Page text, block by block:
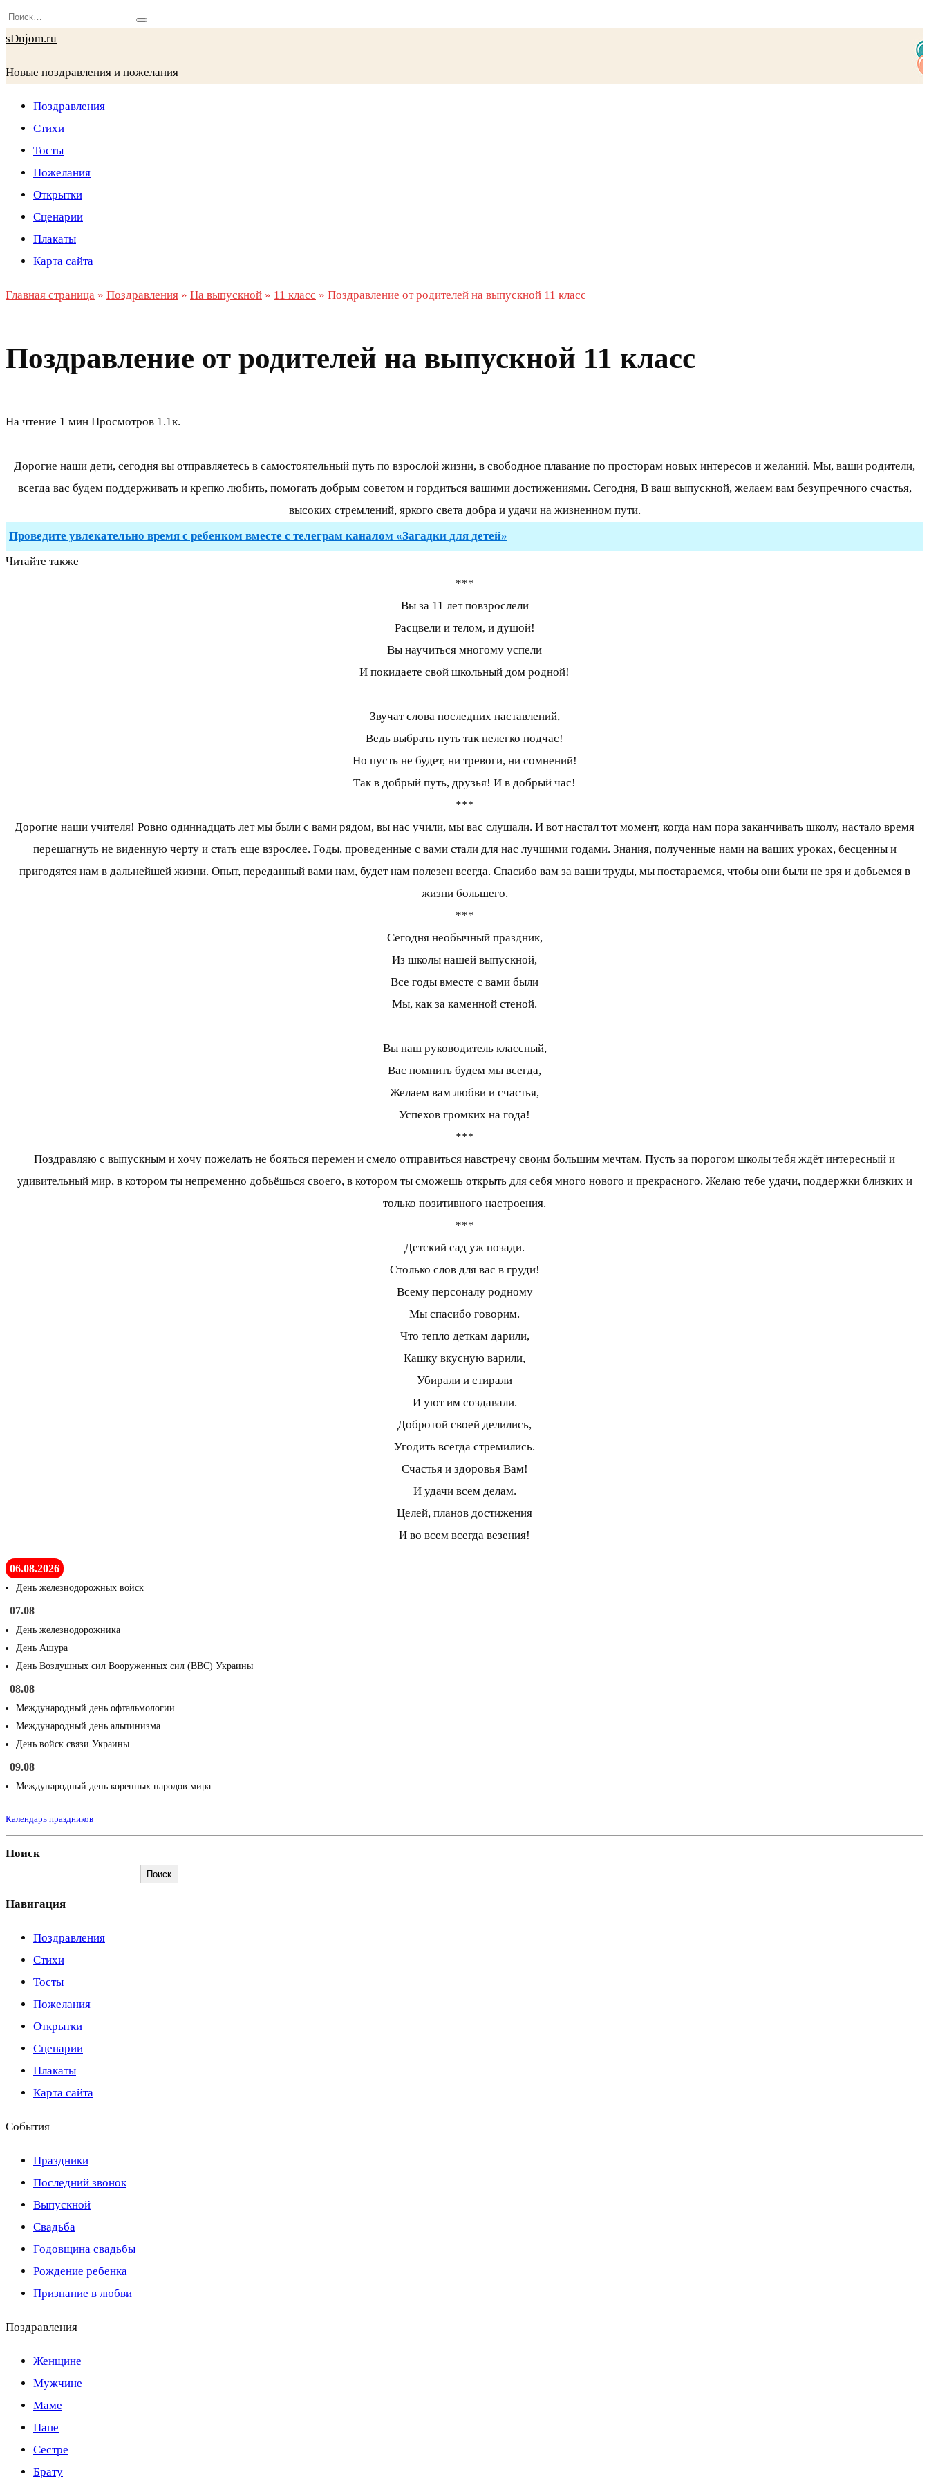
Перейти
к
Search
for:
sDnjom.ru
Новые поздравления и пожелания
Поздравления
Стихи
Тосты
Пожелания
Открытки
Сценарии
Плакаты
Карта сайта
Главная страница » Поздравления » На выпускной » 11 класс » Поздравление от родителей на выпускной 11 класс
Поздравление от родителей на выпускной 11 класс
На чтение 1 мин Просмотров 1.1к.
Дорогие наши дети, сегодня вы отправляетесь в самостоятельный путь по взрослой жизни, в свободное плавание по просторам новых интересов и желаний. Мы, ваши родители,
всегда вас будем поддерживать и крепко любить, помогать добрым советом и гордиться вашими достижениями. Сегодня, В ваш выпускной, желаем вам безупречного счастья,
высоких стремлений, яркого света добра и удачи на жизненном пути.
Проведите увлекательно время с ребенком вместе с телеграм каналом «Загадки для детей»
Читайте также
***
Вы за 11 лет повзрослели
Расцвели и телом, и душой!
Вы научиться многому успели
И покидаете свой школьный дом родной!
Звучат слова последних наставлений,
Ведь выбрать путь так нелегко подчас!
Но пусть не будет, ни тревоги, ни сомнений!
Так в добрый путь, друзья! И в добрый час!
***
Дорогие наши учителя! Ровно одиннадцать лет мы были с вами рядом, вы нас учили, мы вас слушали. И вот настал тот момент, когда нам пора заканчивать школу, настало время
перешагнуть не виденную черту и стать еще взрослее. Годы, проведенные с вами стали для нас лучшими годами. Знания, полученные нами на ваших уроках, бесценны и
пригодятся нам в дальнейшей жизни. Опыт, переданный вами нам, будет нам полезен всегда. Спасибо вам за ваши труды, мы постараемся, чтобы они были не зря и добьемся в
жизни большего.
***
Сегодня необычный праздник,
Из школы нашей выпускной,
Все годы вместе с вами были
Мы, как за каменной стеной.
Вы наш руководитель классный,
Вас помнить будем мы всегда,
Желаем вам любви и счастья,
Успехов громких на года!
***
Поздравляю с выпускным и хочу пожелать не бояться перемен и смело отправиться навстречу своим большим мечтам. Пусть за порогом школы тебя ждёт интересный и
удивительный мир, в котором ты непременно добьёшься своего, в котором ты сможешь открыть для себя много нового и прекрасного. Желаю тебе удачи, поддержки близких и
только позитивного настроения.
***
Детский сад уж позади.
Столько слов для вас в груди!
Всему персоналу родному
Мы спасибо говорим.
Что тепло деткам дарили,
Кашку вкусную варили,
Убирали и стирали
И уют им создавали.
Добротой своей делились,
Угодить всегда стремились.
Счастья и здоровья Вам!
И удачи всем делам.
Целей, планов достижения
И во всем всегда везения!
06.08.2026
День железнодорожных войск
07.08
День железнодорожника
День Ашура
День Воздушных сил Вооруженных сил (ВВС) Украины
08.08
Международный день офтальмологии
Международный день альпинизма
День войск связи Украины
09.08
Международный день коренных народов мира
Календарь праздников
Поиск
Поиск
Навигация
Поздравления
Стихи
Тосты
Пожелания
Открытки
Сценарии
Плакаты
Карта сайта
События
Праздники
Последний звонок
Выпускной
Свадьба
Годовщина свадьбы
Рождение ребенка
Признание в любви
Поздравления
Женщине
Мужчине
Маме
Папе
Сестре
Брату